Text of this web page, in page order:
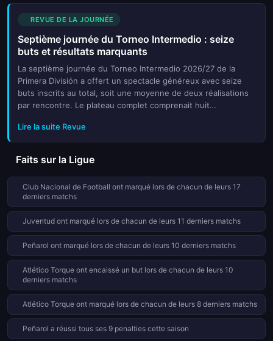
REVUE DE LA JOURNÉE
Septième journée du Torneo Intermedio : seize
buts et résultats marquants
La septième journée du Torneo Intermedio 2026/27 de la
Primera División a offert un spectacle généreux avec seize
buts inscrits au total, soit une moyenne de deux réalisations
par rencontre. Le plateau complet comprenait huit
confortable...
Lire la suite Revue
Faits sur la Ligue
Club Nacional de Football ont marqué lors de chacun de leurs 17
derniers matchs
Juventud ont marqué lors de chacun de leurs 11 derniers matchs
Peñarol ont marqué lors de chacun de leurs 10 derniers matchs
Atlético Torque ont encaissé un but lors de chacun de leurs 10
derniers matchs
Atlético Torque ont marqué lors de chacun de leurs 8 derniers matchs
Peñarol a réussi tous ses 9 penalties cette saison